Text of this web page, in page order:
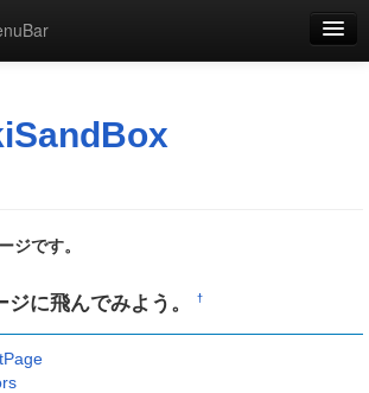
ジです。
ジに飛んでみよう。†